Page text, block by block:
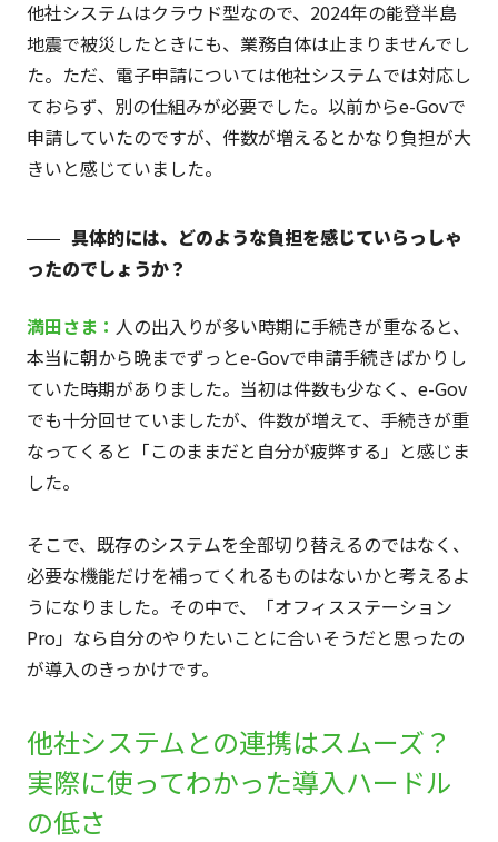
他社システムはクラウド型なので、2024年の能登半島
地震で被災したときにも、業務自体は止まりませんでし
た。ただ、電子申請については他社システムでは対応し
ておらず、別の仕組みが必要でした。以前からe-Govで
申請していたのですが、件数が増えるとかなり負担が大
きいと感じていました。
具体的には、どのような負担を感じていらっしゃ
ったのでしょうか？
満田さま： 人の出入りが多い時期に手続きが重なると、
本当に朝から晩までずっとe-Govで申請手続きばかりし
ていた時期がありました。当初は件数も少なく、e-Gov
でも十分回せていましたが、件数が増えて、手続きが重
なってくると「このままだと自分が疲弊する」と感じま
した。
そこで、既存のシステムを全部切り替えるのではなく、
必要な機能だけを補ってくれるものはないかと考えるよ
うになりました。その中で、「オフィスステーション
Pro」なら自分のやりたいことに合いそうだと思ったの
が導入のきっかけです。
他社システムとの連携はスムーズ？
実際に使ってわかった導入ハードル
の低さ